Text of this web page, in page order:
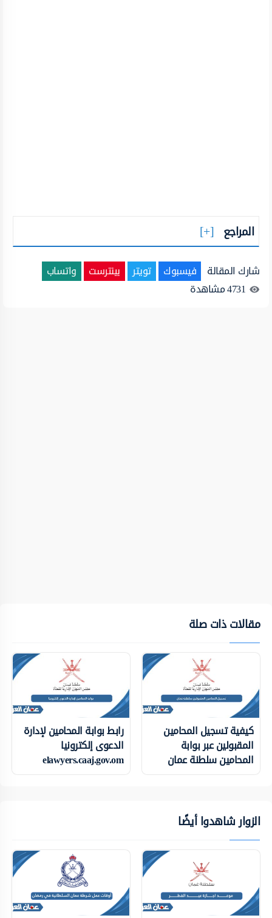
المراجع
شارك المقالة فيسبوك تويتر بينترست
واتساب
4731مشاهدة
مقالات ذات صلة
كيفية تسجيل المحامين
المقبولين عبر بوابة
المحامين سلطنة عمان
رابط بوابة المحامين لإدارة
الدعوى إلكترونيا
elawyers.caaj.gov.om
الزوار شاهدوا أيضًا